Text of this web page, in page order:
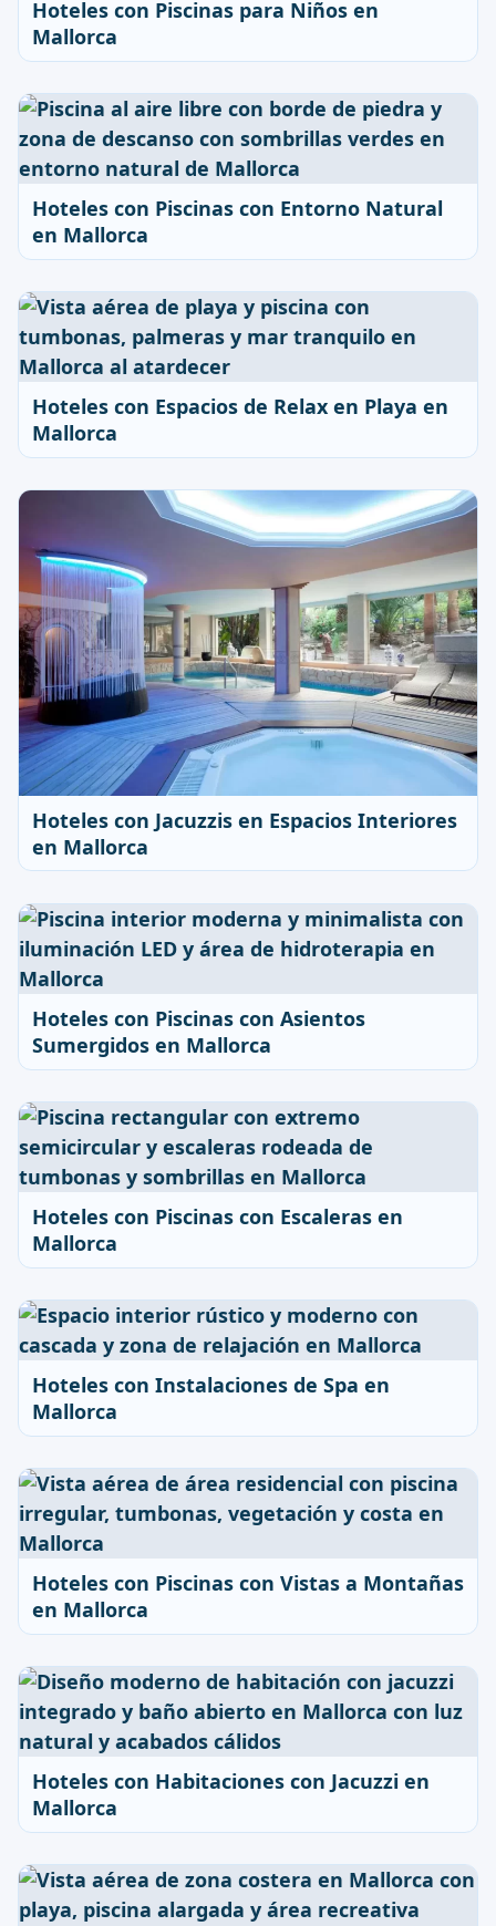
Hoteles con Piscinas para Niños en
Mallorca
Hoteles con Piscinas con Entorno Natural
en Mallorca
Hoteles con Espacios de Relax en Playa en
Mallorca
Hoteles con Jacuzzis en Espacios Interiores
en Mallorca
Hoteles con Piscinas con Asientos
Sumergidos en Mallorca
Hoteles con Piscinas con Escaleras en
Mallorca
Hoteles con Instalaciones de Spa en
Mallorca
Hoteles con Piscinas con Vistas a Montañas
en Mallorca
Hoteles con Habitaciones con Jacuzzi en
Mallorca